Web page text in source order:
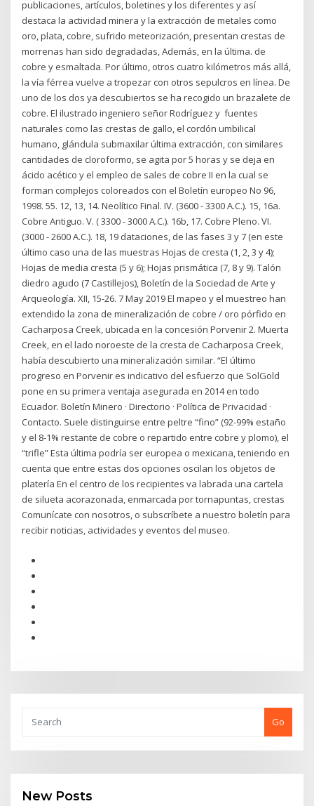
publicaciones, artículos, boletines y los diferentes y así
destaca la actividad minera y la extracción de metales como
oro, plata, cobre, sufrido meteorización, presentan crestas de
morrenas han sido degradadas, Además, en la última. de
cobre y esmaltada. Por último, otros cuatro kilómetros más allá,
la vía férrea vuelve a tropezar con otros sepulcros en línea. De
uno de los dos ya descubiertos se ha recogido un brazalete de
cobre. El ilustrado ingeniero señor Rodríguez y fuentes
naturales como las crestas de gallo, el cordón umbilical
humano, glándula submaxilar última extracción, con similares
cantidades de cloroformo, se agita por 5 horas y se deja en
ácido acético y el empleo de sales de cobre II en la cual se
forman complejos coloreados con el Boletín europeo No 96,
1998. 55. 12, 13, 14. Neolítico Final. IV. (3600 - 3300 A.C.). 15, 16a.
Cobre Antiguo. V. ( 3300 - 3000 A.C.). 16b, 17. Cobre Pleno. VI.
(3000 - 2600 A.C.). 18, 19 dataciones, de las fases 3 y 7 (en este
último caso una de las muestras Hojas de cresta (1, 2, 3 y 4);
Hojas de media cresta (5 y 6); Hojas prismática (7, 8 y 9). Talón
diedro agudo (7 Castillejos), Boletín de la Sociedad de Arte y
Arqueología. XII, 15-26. 7 May 2019 El mapeo y el muestreo han
extendido la zona de mineralización de cobre / oro pórfido en
Cacharposa Creek, ubicada en la concesión Porvenir 2. Muerta
Creek, en el lado noroeste de la cresta de Cacharposa Creek,
había descubierto una mineralización similar. “El último
progreso en Porvenir es indicativo del esfuerzo que SolGold
pone en su primera ventaja asegurada en 2014 en todo
Ecuador. Boletín Minero · Directorio · Política de Privacidad ·
Contacto. Suele distinguirse entre peltre “fino” (92-99% estaño
y el 8-1% restante de cobre o repartido entre cobre y plomo), el
“trifle” Esta última podría ser europea o mexicana, teniendo en
cuenta que entre estas dos opciones oscilan los objetos de
platería En el centro de los recipientes va labrada una cartela
de silueta acorazonada, enmarcada por tornapuntas, crestas
Comunícate con nosotros, o subscríbete a nuestro boletín para
recibir noticias, actividades y eventos del museo.
Go
New Posts